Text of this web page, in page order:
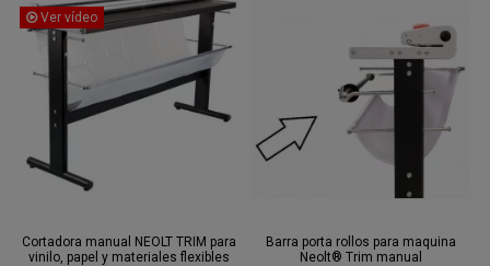
Ver vídeo
Cortadora manual NEOLT TRIM para
vinilo, papel y materiales flexibles
Barra porta rollos para maquina
Neolt® Trim manual